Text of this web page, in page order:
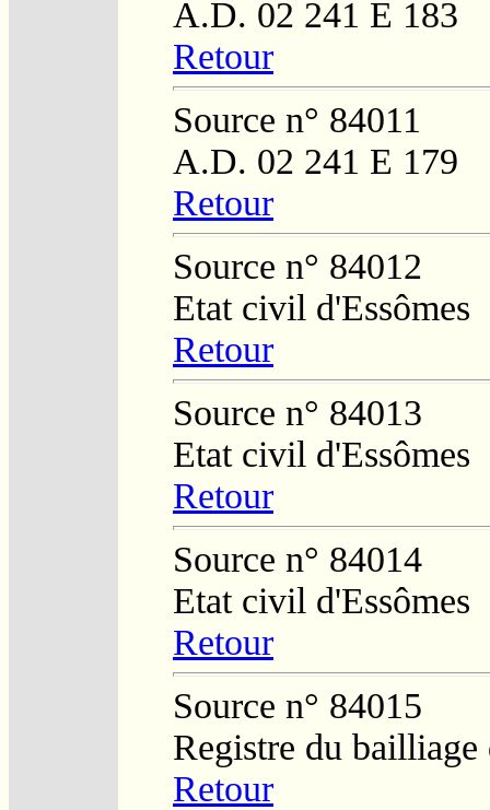
A.D. 02 241 E 183
Retour
Source n° 84011
A.D. 02 241 E 179
Retour
Source n° 84012
Etat civil d'Essômes
Retour
Source n° 84013
Etat civil d'Essômes
Retour
Source n° 84014
Etat civil d'Essômes
Retour
Source n° 84015
Registre du
Retour